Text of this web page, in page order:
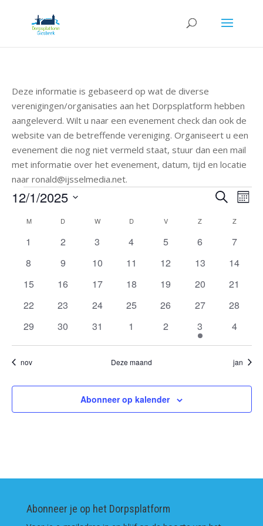
Deze informatie is gebaseerd op wat de diverse
verenigingen/organisaties aan het Dorpsplatform hebben
aangeleverd. Wilt u naar een evenement check dan ook de
website van de betreffende vereniging. Organiseert u een
evenement die nog niet vermeld staat, stuur dan een mail
met informatie over het evenement, datum, tijd en locatie
naar ronald@ijsselmedia.net.
Evenementen Zoeken
12/1/2025
datum.
Kalender
van
MMAANDAGD DINSDAGW WOENSDAG
DDONDERDAG
VVRIJDAG Z ZATERDAG
Z
0
1
0
2
0
3
0
4
0
5
0
6
0
7
0
8
0
9
0
10
0
11
0
12
0
13
0
14
0
15
0
16
0
17
0
18
0
19
0
20
0
21
0
22
0
23
0
24
0
25
0
26
0
27
0
28
0
29
0
30
0
31
0
1
0
evenementen
2
1
evenement
3
0
4
nov Deze maand jan
Abonneer op kalender
Abonneer je op het Dorpsplatform